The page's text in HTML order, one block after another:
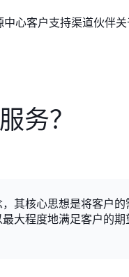
中心客户支持渠道伙伴
务？
其核心思想是将客户
大程度地满足客户的